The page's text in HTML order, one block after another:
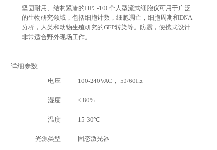
坚固耐用、结构紧凑的HPC-100个人型流式细胞仪可用于广泛
的生物研究领域，包括细胞计数，细胞凋亡，细胞周期和DNA
分析，人类和动物生殖研究的GFP转染等。防震，便携式设计
非常适合野外现场工作。
详细参数
电压
100-240VAC， 50/60Hz
湿度 < 80%
温度 15-30℃
光源类型 固态激光器